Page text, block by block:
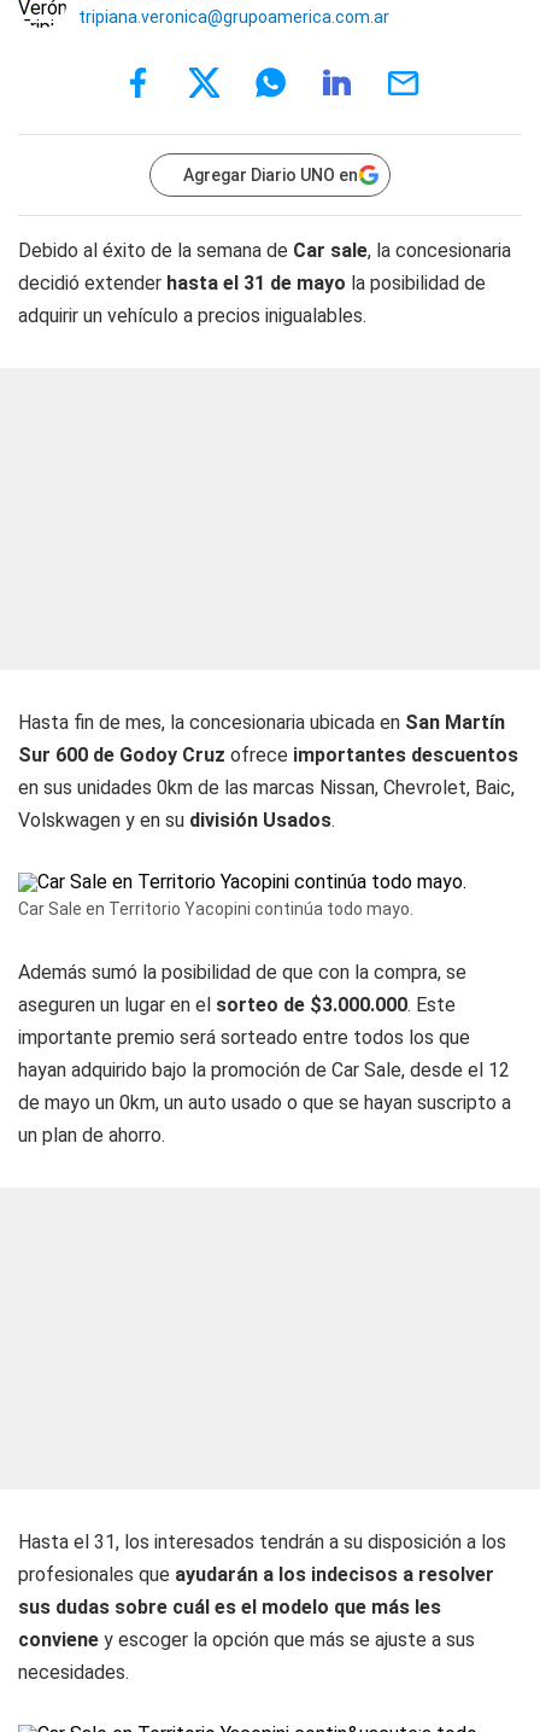
tripiana.veronica@grupoamerica.com.ar
Agregar Diario UNO en
Debido al éxito de la semana de Car sale, la concesionaria
decidió extender hasta el 31 de mayo la posibilidad de
adquirir un vehículo a precios inigualables.
Hasta fin de mes, la concesionaria ubicada en San Martín
Sur 600 de Godoy Cruz ofrece importantes descuentos
en sus unidades 0km de las marcas Nissan, Chevrolet, Baic,
Volskwagen y en su división Usados.
Car Sale en Territorio Yacopini continúa todo mayo.
Además sumó la posibilidad de que con la compra, se
aseguren un lugar en el sorteo de $3.000.000. Este
importante premio será sorteado entre todos los que
hayan adquirido bajo la promoción de Car Sale, desde el 12
de mayo un 0km, un auto usado o que se hayan suscripto a
un plan de ahorro.
Hasta el 31, los interesados tendrán a su disposición a los
profesionales que ayudarán a los indecisos a resolver
sus dudas sobre cuál es el modelo que más les
conviene y escoger la opción que más se ajuste a sus
necesidades.